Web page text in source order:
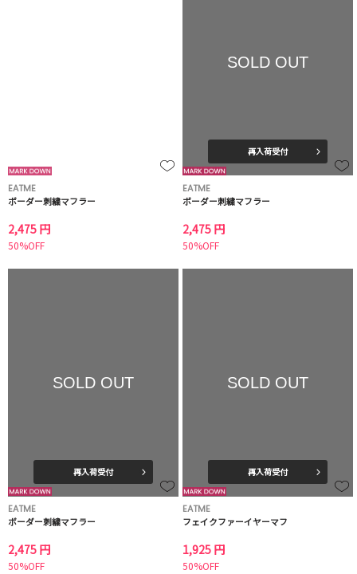
EATME
ボーダー刺繍マフラー
2,475 円
50%OFF
SOLD OUT
再入荷受付
EATME
ボーダー刺繍マフラー
2,475 円
50%OFF
SOLD OUT
再入荷受付
EATME
ボーダー刺繍マフラー
2,475 円
50%OFF
SOLD OUT
再入荷受付
EATME
フェイクファーイヤーマフ
1,925 円
50%OFF